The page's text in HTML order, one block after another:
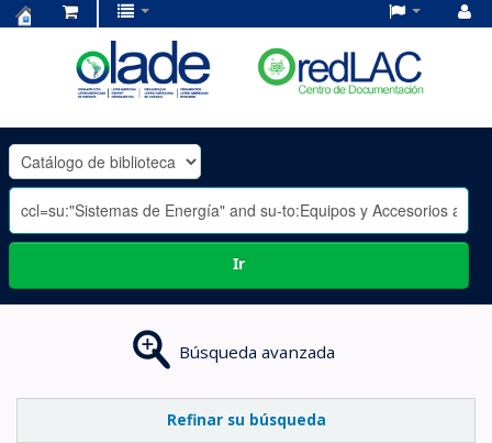
OLADE
-
Ir
Búsqueda avanzada
Refinar su búsqueda